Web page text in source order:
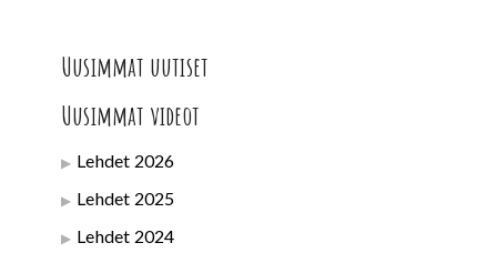
Uusimmat uutiset
Uusimmat videot
Lehdet 2026
Lehdet 2025
Lehdet 2024